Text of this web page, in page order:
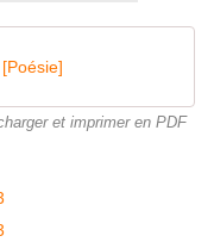
et imprimer en PDF